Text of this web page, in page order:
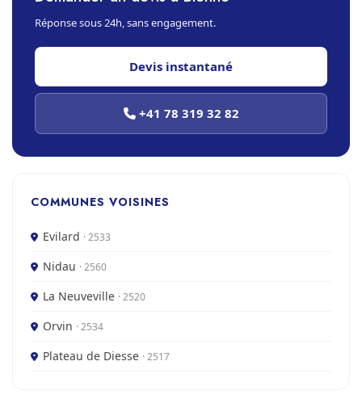
Réponse sous 24h, sans engagement.
Devis instantané
+41 78 319 32 82
COMMUNES VOISINES
Evilard · 2533
Nidau · 2560
La Neuveville · 2520
Orvin · 2534
Plateau de Diesse · 2517